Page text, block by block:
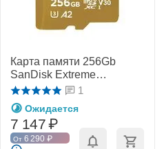
Карта памяти 256Gb
SanDisk Extreme
microSDXC Class 10
UHS-I U3 V30
1
Ожидается
7 147₽
От 6 290 ₽